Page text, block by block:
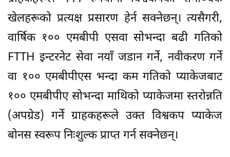
खेलहरूको प्रत्यक्ष प्रसारण हेर्न सक्नेछन्। त्यसैगरी,
वार्षिक १०० एमबीपी एसवा सोभन्दा बढी गतिको
FTTH इन्टरनेट सेवा नयाँ जडान गर्ने, नवीकरण गर्ने
वा १०० एमबीपीएस भन्दा कम गतिको प्याकेजबाट
१०० एमबीपीए सोभन्दा माथिको प्याकेजमा स्तरोन्नति
(अपग्रेड) गर्ने ग्राहकहरूले उक्त विश्वकप प्याकेज
बोनस स्वरूप निःशुल्क प्राप्त गर्न सक्नेछन्।